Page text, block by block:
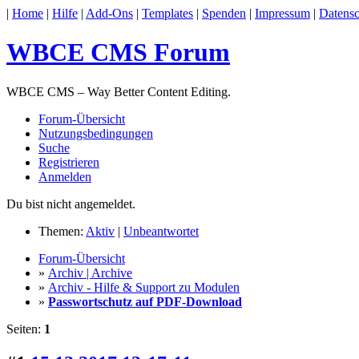
| Home | Hilfe | Add-Ons | Templates | Spenden | Impressum |
WBCE CMS Forum
WBCE CMS – Way Better Content Editing.
Forum-Übersicht
Nutzungsbedingungen
Suche
Registrieren
Anmelden
Du bist nicht angemeldet.
Themen: Aktiv | Unbeantwortet
Forum-Übersicht
» Archiv | Archive
» Archiv - Hilfe & Support zu Modulen
» Passwortschutz auf PDF-Download
Seiten: 1